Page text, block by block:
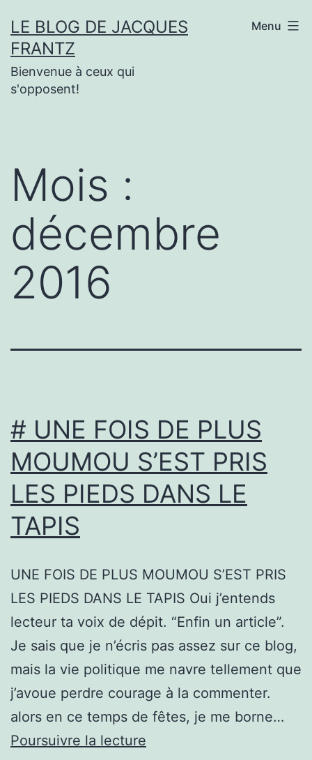
au
contenu
LE BLOG DE JACQUES
FRANTZ
Bienvenue à ceux qui
s'opposent!
Menu
Mois :
décembre
2016
# UNE FOIS DE PLUS
MOUMOU S’EST PRIS
LES PIEDS DANS LE
TAPIS
UNE FOIS DE PLUS MOUMOU S’EST PRIS
LES PIEDS DANS LE TAPIS Oui j’entends
lecteur ta voix de dépit. “Enfin un article”.
Je sais que je n’écris pas assez sur ce blog,
mais la vie politique me navre tellement que
j’avoue perdre courage à la commenter.
alors en ce temps de fêtes, je me borne…
Poursuivre la lecture